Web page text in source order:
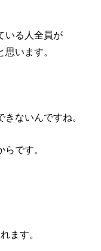
いる人全員が
います。
ないんですね。
です。
ます。